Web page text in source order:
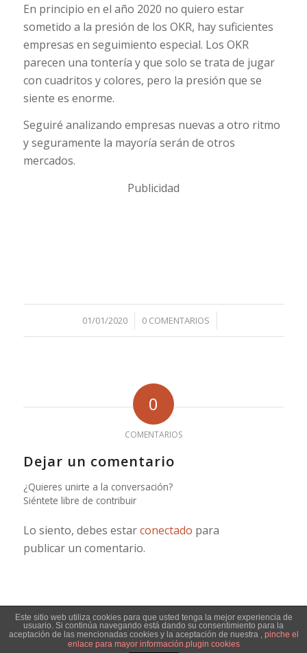
En principio en el año 2020 no quiero estar
sometido a la presión de los OKR, hay suficientes
empresas en seguimiento especial. Los OKR
parecen una tontería y que solo se trata de jugar
con cuadritos y colores, pero la presión que se
siente es enorme.
Seguiré analizando empresas nuevas a otro ritmo
y seguramente la mayoría serán de otros
mercados.
Publicidad
01/01/2020
/ 0 COMENTARIOS
/
0
COMENTARIOS
Dejar un comentario
¿Quieres unirte a la conversación?
Siéntete libre de contribuir
Lo siento, debes estarconectado para
publicar un comentario.
© Copyright - Jose Manuel Durba -Enfold WordPress Theme by Kriesi
Este sitio web utiliza cookies para que usted tenga la mejor experiencia de
usuario. Si continúa navegando está dando su consentimiento para la
aceptación de las mencionadas cookies y la aceptación de nuestra , pinche el
enlace para mayor información.plugin cookies